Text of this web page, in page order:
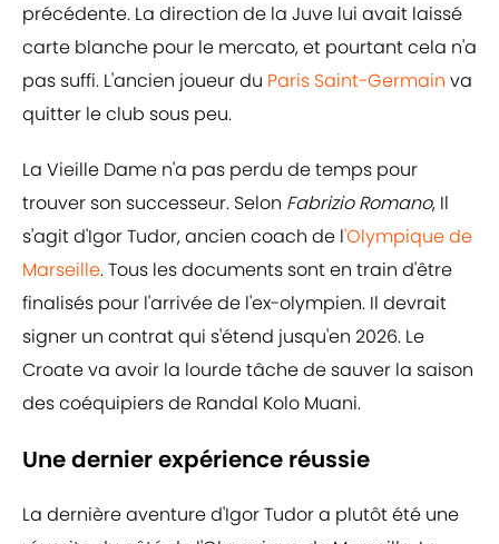
précédente. La direction de la Juve lui avait laissé
carte blanche pour le mercato, et pourtant cela n'a
pas suffi. L'ancien joueur du Paris Saint-Germain va
quitter le club sous peu.
La Vieille Dame n'a pas perdu de temps pour
trouver son successeur. Selon Fabrizio Romano, Il
s'agit d'Igor Tudor, ancien coach de l'Olympique de
Marseille. Tous les documents sont en train d'être
finalisés pour l'arrivée de l'ex-olympien. Il devrait
signer un contrat qui s'étend jusqu'en 2026. Le
Croate va avoir la lourde tâche de sauver la saison
des coéquipiers de Randal Kolo Muani.
Une dernier expérience réussie
La dernière aventure d'Igor Tudor a plutôt été une